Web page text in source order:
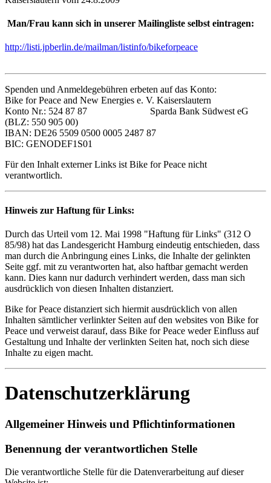
Man/Frau kann sich in unserer Mailingliste selbst eintragen:
http://listi.jpberlin.de/mailman/listinfo/bikeforpeace
Spenden und Anmeldegebühren erbeten auf das Konto:
Bike for Peace and New Energies e. V. Kaiserslautern
Konto Nr.: 524 87 87 Sparda Bank Südwest eG
(BLZ: 550 905 00)
IBAN: DE26 5509 0500 0005 2487 87
BIC: GENODEF1S01
Für den Inhalt externer Links ist Bike for Peace nicht
verantwortlich.
Hinweis zur Haftung für Links:
Durch das Urteil vom 12. Mai 1998 "Haftung für Links" (312 O
85/98) hat das Landesgericht Hamburg eindeutig entschieden, dass
man durch die Anbringung eines Links, die Inhalte der gelinkten
Seite ggf. mit zu verantworten hat, also haftbar gemacht werden
kann. Dies kann nur dadurch verhindert werden, dass man sich
ausdrücklich von diesen Inhalten distanziert.
Bike for Peace distanziert sich hiermit ausdrücklich von allen
Inhalten sämtlicher verlinkter Seiten auf den websites von Bike for
Peace und verweist darauf, dass Bike for Peace weder Einfluss auf
Gestaltung und Inhalte der verlinkten Seiten hat, noch sich diese
Inhalte zu eigen macht.
Datenschutzerklärung
Allgemeiner Hinweis und Pflichtinformationen
Benennung der verantwortlichen Stelle
Die verantwortliche Stelle für die Datenverarbeitung auf dieser